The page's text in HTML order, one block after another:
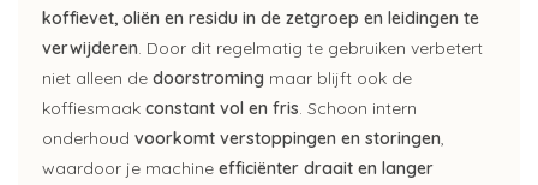
koffievet, oliën en residu in de zetgroep en leidingen te
verwijderen. Door dit regelmatig te gebruiken verbetert
niet alleen de doorstroming maar blijft ook de
koffiesmaak constant vol en fris. Schoon intern
onderhoud voorkomt verstoppingen en storingen,
waardoor je machine efficiënter draait en langer